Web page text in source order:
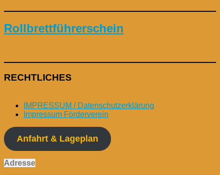
Rollbrettführerschein
RECHTLICHES
IMPRESSUM / Datenschutzerklärung
Impressum Förderverein
Anfahrt & Lageplan
Adresse